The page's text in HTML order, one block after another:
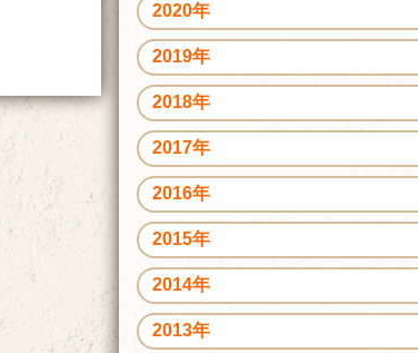
2020年
2019年
2018年
2017年
2016年
2015年
2014年
2013年